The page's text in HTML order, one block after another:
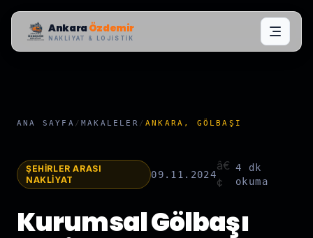
AnkaraÖzdemir
NAKLIYAT & LOJISTIK
ANA SAYFA /MAKALELER /ANKARA, GÖLBAŞI
ŞEHIRLER ARASI
NAKLIYAT
09.11.2024
â€
¢
4 dk
okuma
Kurumsal Gölbaşı